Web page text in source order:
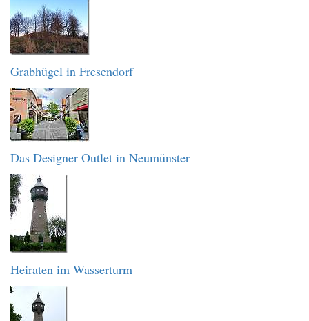
Grabhügel in Fresendorf
Das Designer Outlet in Neumünster
Heiraten im Wasserturm